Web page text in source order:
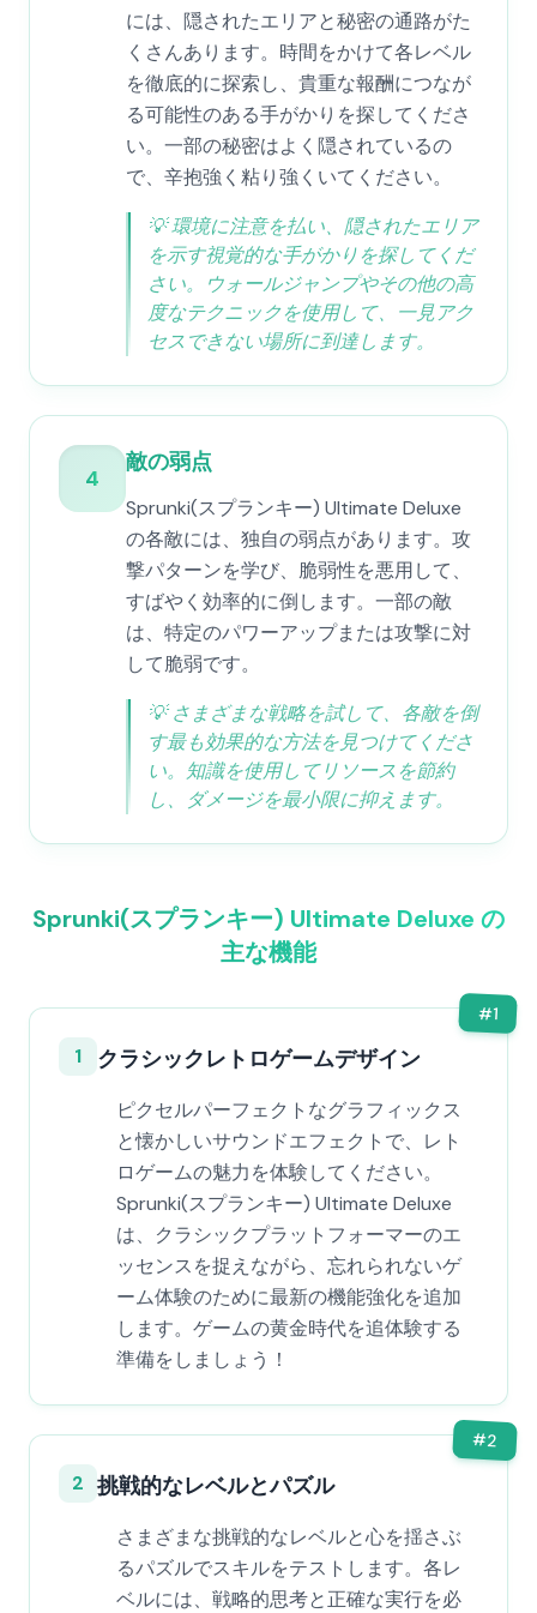
には、隠されたエリアと秘密の通路がた
くさんあります。時間をかけて各レベル
を徹底的に探索し、貴重な報酬につなが
る可能性のある手がかりを探してくださ
い。一部の秘密はよく隠されているの
で、辛抱強く粘り強くいてください。
💡環境に注意を払い、隠されたエリア
を示す視覚的な手がかりを探してくだ
さい。ウォールジャンプやその他の高
度なテクニックを使用して、一見アク
セスできない場所に到達します。
4
敵の弱点
Sprunki(スプランキー) Ultimate Deluxe
の各敵には、独自の弱点があります。攻
撃パターンを学び、脆弱性を悪用して、
すばやく効率的に倒します。一部の敵
は、特定のパワーアップまたは攻撃に対
して脆弱です。
💡さまざまな戦略を試して、各敵を倒
す最も効果的な方法を見つけてくださ
い。知識を使用してリソースを節約
し、ダメージを最小限に抑えます。
Sprunki(スプランキー) Ultimate Deluxe の
主な機能
#1
1 クラシックレトロゲームデザイン
ピクセルパーフェクトなグラフィックス
と懐かしいサウンドエフェクトで、レト
ロゲームの魅力を体験してください。
Sprunki(スプランキー) Ultimate Deluxe
は、クラシックプラットフォーマーのエ
ッセンスを捉えながら、忘れられないゲ
ーム体験のために最新の機能強化を追加
します。ゲームの黄金時代を追体験する
準備をしましょう！
#2
2 挑戦的なレベルとパズル
さまざまな挑戦的なレベルと心を揺さぶ
るパズルでスキルをテストします。各レ
ベルには、戦略的思考と正確な実行を必